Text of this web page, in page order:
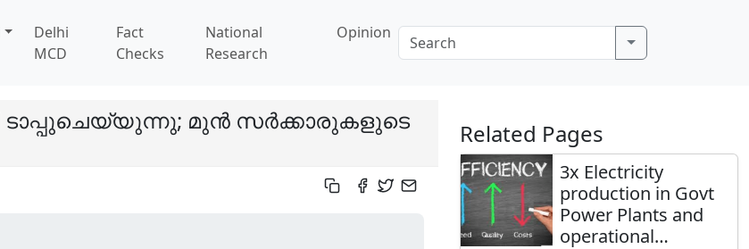
Delhi
MCD
Fact
Checks
National
Research
Opinion
മുൻ സർക്കാരുകളുടെ
Related Pages
3x Electricity
production in Govt
Power Plants and
operational